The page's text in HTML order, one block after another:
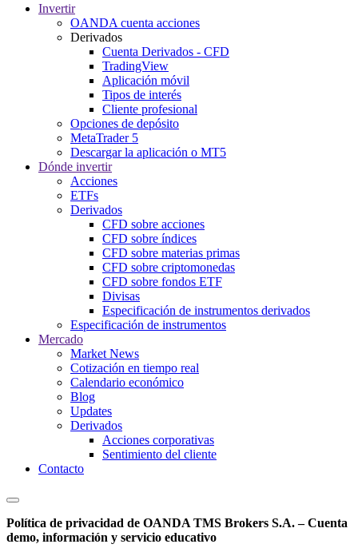
Invertir
OANDA cuenta acciones
Derivados
Cuenta Derivados - CFD
TradingView
Aplicación móvil
Tipos de interés
Cliente profesional
Opciones de depósito
MetaTrader 5
Descargar la aplicación o MT5
Dónde invertir
Acciones
ETFs
Derivados
CFD sobre acciones
CFD sobre índices
CFD sobre materias primas
CFD sobre criptomonedas
CFD sobre fondos ETF
Divisas
Especificación de instrumentos derivados
Especificación de instrumentos
Mercado
Market News
Cotización en tiempo real
Calendario económico
Blog
Updates
Derivados
Acciones corporativas
Sentimiento del cliente
Contacto
Política de privacidad de OANDA TMS Brokers S.A. – Cuenta
demo, información y servicio educativo